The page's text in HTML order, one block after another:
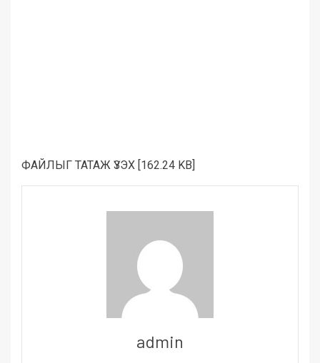
ФАЙЛЫГ ТАТАЖ ҮЗЭХ [162.24 KB]
admin